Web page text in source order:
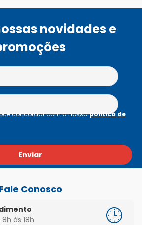
novidades e
Enviar
concordar com a nossapolítica de
Fale Conosco
às 18h